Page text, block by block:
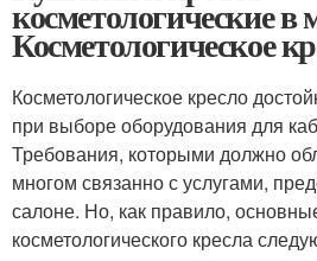
косметологические в
Косметологическое
Косметологическое кресло
при выборе оборудования для
Требования, которыми должно
многом связанно с услугами,
салоне. Но, как правило,
косметологического кресла